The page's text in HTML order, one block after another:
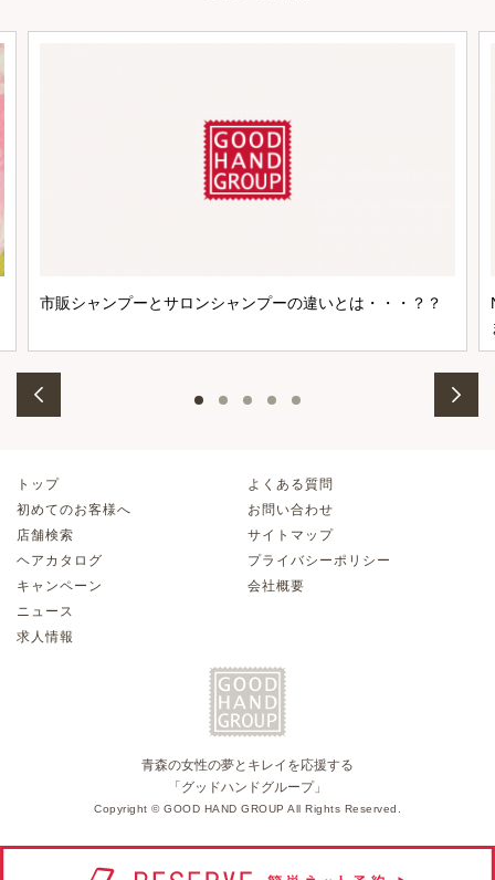
市販シャンプーとサロンシャンプーの違いとは・・・？？
トップ
初めてのお客様へ
店舗検索
ヘアカタログ
キャンペーン
ニュース
求人情報
よくある質問
お問い合わせ
サイトマップ
プライバシーポリシー
会社概要
青森の女性の夢とキレイを応援する
「グッドハンドグループ」
Copyright © GOOD HAND GROUP All Rights Reserved.